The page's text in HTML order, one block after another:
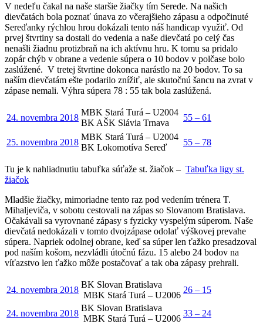
V nedeľu čakal na naše staršie žiačky tím Serede. Na našich
dievčatách bola poznať únava zo včerajšieho zápasu a odpočinuté
Sereďanky rýchlou hrou dokázali tento náš handicap využiť. Od
prvej štvrtiny sa dostali do vedenia a naše dievčatá po celý čas
nenašli žiadnu protizbraň na ich aktívnu hru. K tomu sa pridalo
zopár chýb v obrane a vedenie súpera o 10 bodov v polčase bolo
zaslúžené. V tretej štvrtine dokonca narástlo na 20 bodov. To sa
naším dievčatám ešte podarilo znížiť, ale skutočnú šancu na zvrat v
zápase nemali. Výhra súpera 78 : 55 tak bola zaslúžená.
24. novembra 2018
MBK Stará Turá – U2004
BK AŠK Slávia Trnava
55 – 61
25. novembra 2018
MBK Stará Turá – U2004
BK Lokomotíva Sereď
55 – 78
Tu je k nahliadnutiu tabuľka súťaže st. žiačok – Tabuľka ligy st.
žiačok
Mladšie žiačky, mimoriadne tento raz pod vedením trénera T.
Mihaljeviča, v sobotu cestovali na zápas so Slovanom Bratislava.
Očakávali sa vyrovnané zápasy s fyzicky vyspelým súperom. Naše
dievčatá nedokázali v tomto dvojzápase odolať výškovej prevahe
súpera. Napriek odolnej obrane, keď sa súper len ťažko presadzoval
pod naším košom, nezvládli útočnú fázu. 15 alebo 24 bodov na
víťazstvo len ťažko môže postačovať a tak oba zápasy prehrali.
24. novembra 2018
BK Slovan Bratislava
MBK Stará Turá – U2006
26 – 15
24. novembra 2018
BK Slovan Bratislava
MBK Stará Turá – U2006
33 – 24